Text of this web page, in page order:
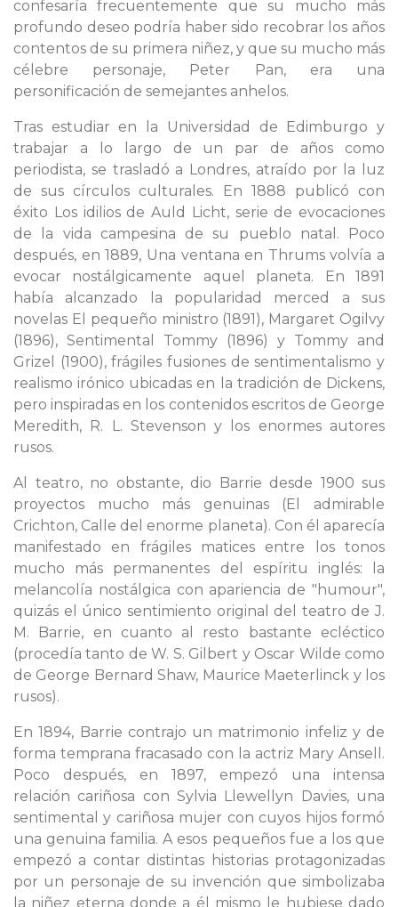
confesaría frecuentemente que su mucho más
profundo deseo podría haber sido recobrar los años
contentos de su primera niñez, y que su mucho más
célebre personaje, Peter Pan, era una
personificación de semejantes anhelos.
Tras estudiar en la Universidad de Edimburgo y
trabajar a lo largo de un par de años como
periodista, se trasladó a Londres, atraído por la luz
de sus círculos culturales. En 1888 publicó con
éxito Los idilios de Auld Licht, serie de evocaciones
de la vida campesina de su pueblo natal. Poco
después, en 1889, Una ventana en Thrums volvía a
evocar nostálgicamente aquel planeta. En 1891
había alcanzado la popularidad merced a sus
novelas El pequeño ministro (1891), Margaret Ogilvy
(1896), Sentimental Tommy (1896) y Tommy and
Grizel (1900), frágiles fusiones de sentimentalismo y
realismo irónico ubicadas en la tradición de Dickens,
pero inspiradas en los contenidos escritos de George
Meredith, R. L. Stevenson y los enormes autores
rusos.
Al teatro, no obstante, dio Barrie desde 1900 sus
proyectos mucho más genuinas (El admirable
Crichton, Calle del enorme planeta). Con él aparecía
manifestado en frágiles matices entre los tonos
mucho más permanentes del espíritu inglés: la
melancolía nostálgica con apariencia de "humour",
quizás el único sentimiento original del teatro de J.
M. Barrie, en cuanto al resto bastante ecléctico
(procedía tanto de W. S. Gilbert y Oscar Wilde como
de George Bernard Shaw, Maurice Maeterlinck y los
rusos).
En 1894, Barrie contrajo un matrimonio infeliz y de
forma temprana fracasado con la actriz Mary Ansell.
Poco después, en 1897, empezó una intensa
relación cariñosa con Sylvia Llewellyn Davies, una
sentimental y cariñosa mujer con cuyos hijos formó
una genuina familia. A esos pequeños fue a los que
empezó a contar distintas historias protagonizadas
por un personaje de su invención que simbolizaba
la niñez eterna donde a él mismo le hubiese dado